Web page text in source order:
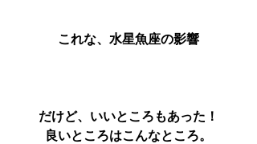
これな、水星魚座の影響
だけど、いいところもあった！
良いところはこんなところ。